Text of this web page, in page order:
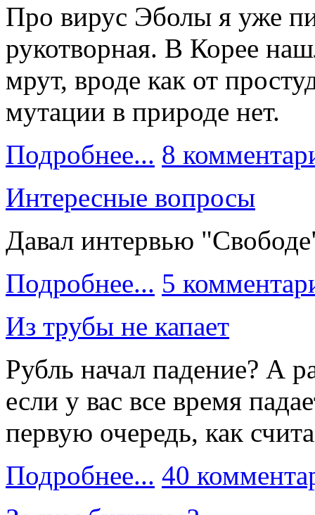
Про вирус Эболы я уже
рукотворная. В Корее
мрут, вроде как от
мутации в природе нет.
Подробнее... 8
Интересные вопросы
Давал интервью
Подробнее... 5
Из трубы не капает
Рубль начал падение? А
если у вас все время
первую очередь, как
Подробнее... 40